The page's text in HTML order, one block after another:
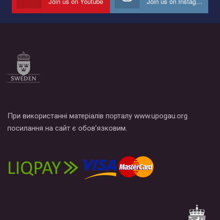
Все, что вам нужно сделать - это зайти на наш канал YouTube
При використанні матеріалів порталу www.upogau.org
посилання на сайт є обов’язковим.